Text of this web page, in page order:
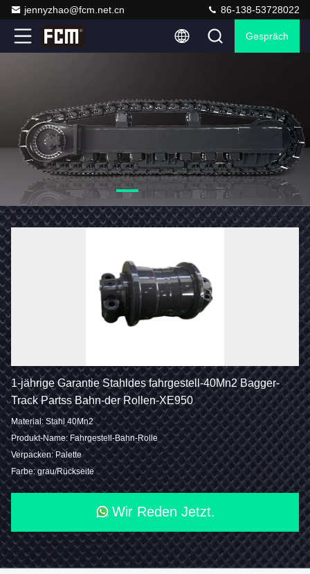
jennyzhao@fcm.net.cn 86-138-53728022
Gespräch
1-jährige Garantie Stahldes fahrgestell-40Mn2 Bagger-
Track Partss Bahn-der Rollen-XE950
Material: Stahl 40Mn2
Produkt-Name: Fahrgestell-Bahn-Rolle
Verpacken: Palette
Farbe: grau/Rückseite
Wir Reden Jetzt.